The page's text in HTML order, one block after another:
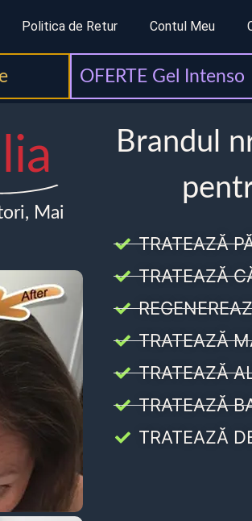
Politica de Retur Contul Meu
OFERTE Gel Intenso
Mai
Brandul
TRATEAZĂ
TRATEAZĂ
TRATEAZĂ
TRATEAZĂ
TRATEAZĂ
TRATEAZĂ